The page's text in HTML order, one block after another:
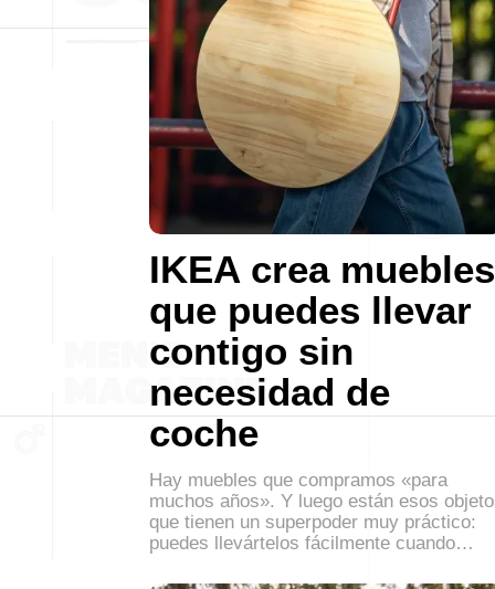
IKEA crea muebles
que puedes llevar
contigo sin
necesidad de
coche
Hay muebles que compramos «para
muchos años». Y luego están esos
que tienen un superpoder muy práctico:
puedes llevártelos fácilmente cuando…